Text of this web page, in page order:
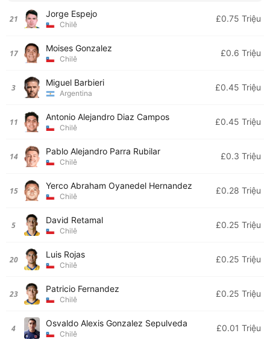
21 Jorge Espejo
Chilê
£0.75 Triệu
17 Moises Gonzalez
Chilê
£0.6 Triệu
3 Miguel Barbieri
Argentina
£0.45 Triệu
11 Antonio Alejandro Diaz Campos
Chilê
£0.45 Triệu
14 Pablo Alejandro Parra Rubilar
Chilê
£0.3 Triệu
15 Yerco Abraham Oyanedel Hernandez
Chilê
£0.28 Triệu
5 David Retamal
Chilê
£0.25 Triệu
20 Luis Rojas
Chilê
£0.25 Triệu
23 Patricio Fernandez
Chilê
£0.25 Triệu
4 Osvaldo Alexis Gonzalez Sepulveda
Chilê
£0.01 Triệu